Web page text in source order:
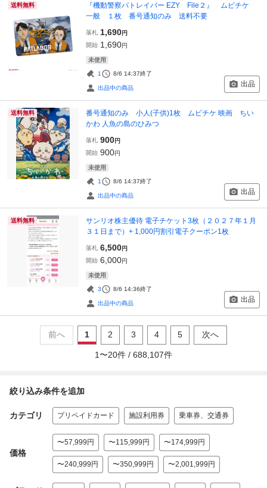
送料無料
『機動警察パトレイバー EZY File２』 ムビチケ
一般 １枚 番号通知のみ 送料不要
落札 1,690円
開始 1,690円
未使用
1 8/6 14:37終了
出品中の商品 出品
送料無料
番号通知のみ 小人(子供)1枚 ムビチケ 映画 ちい
かわ 人魚の島のひみつ
落札 900円
開始 900円
未使用
1 8/6 14:37終了
出品中の商品 出品
送料無料
サンリオ株主優待 電子チケット3枚（２０２７年１月
３１日まで）+ 1,000円割引電子クーポン1枚
落札 6,500円
開始 6,000円
未使用
3 8/6 14:36終了
出品中の商品 出品
前へ 1 2 3 4 5 次へ
1 〜20件 / 688,107件
絞り込み条件を追加
カテゴリ プリペイドカード 施設利用券 乗車券、交通券
価格
〜57,999円 〜115,999円 〜174,999円
〜240,999円 〜350,999円 〜2,001,999円